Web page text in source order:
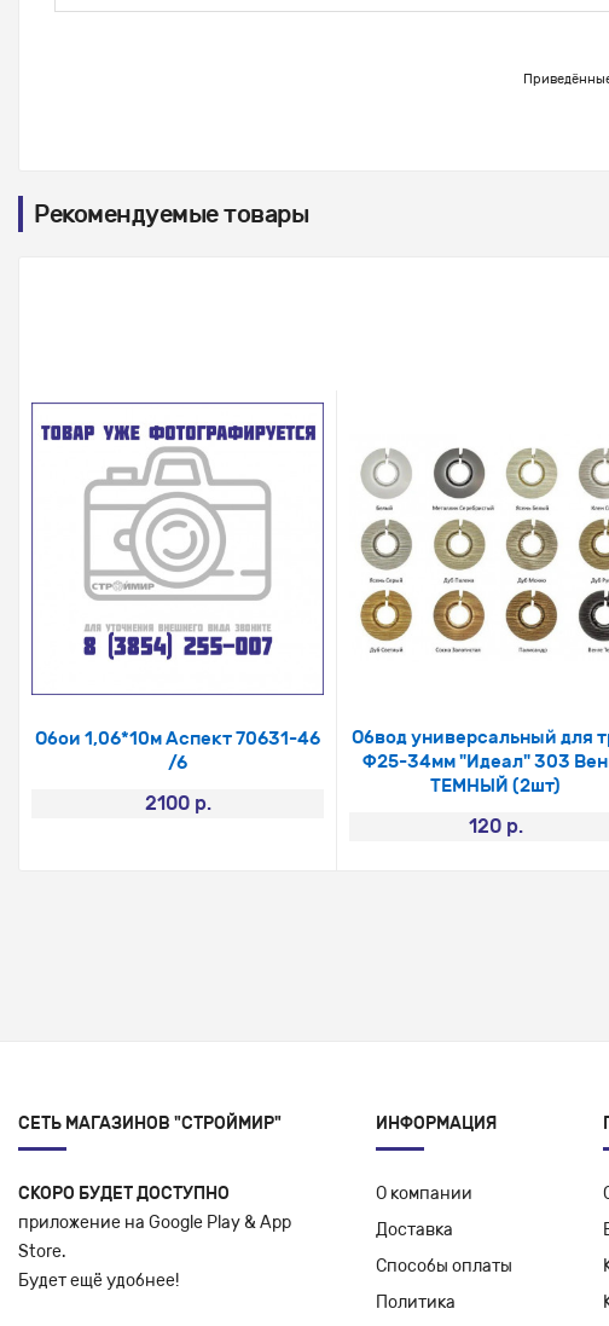
Рекомендуемые товары
Обои 1,06*10м Аспект 70631-46
/6
2100 р.
Обвод универсальный для
Ф25-34мм "Идеал" 303
ТЕМНЫЙ (2шт)
120 р.
СЕТЬ МАГАЗИНОВ "СТРОЙМИР"
СКОРО БУДЕТ ДОСТУПНО
приложение на Google Play & App
Store.
Будет ещё удобнее!
ИНФОРМАЦИЯ
О компании
Доставка
Способы оплаты
Политика